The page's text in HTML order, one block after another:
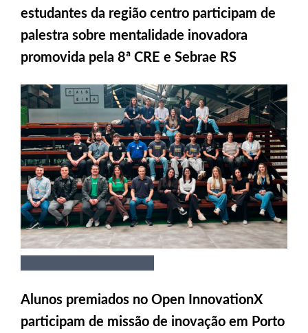
estudantes da região centro participam de
palestra sobre mentalidade inovadora
promovida pela 8ª CRE e Sebrae RS
Alunos premiados no Open InnovationX
participam de missão de inovação em Porto